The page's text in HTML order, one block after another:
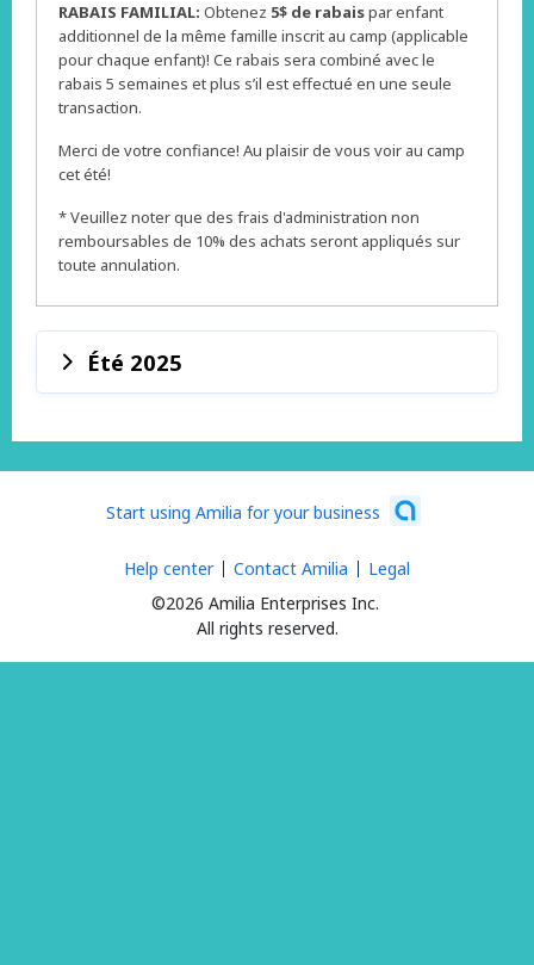
RABAIS FAMILIAL: Obtenez 5$ de rabaispar enfant
additionnel de la même famille inscrit au camp (applicable
pour chaque enfant)! Ce rabais sera combiné avec le
rabais 5 semaines et plus s’il est effectué en une seule
transaction.
Merci de votre confiance! Au plaisir de vous voir au camp
cet été!
* Veuillez noter que des frais d'administration non
remboursables de 10% des achats seront appliqués sur
toute annulation.
Été 2025
Start using Amilia for your business
©2026 Amilia Enterprises Inc.
All rights reserved.
Help center Contact Amilia Legal